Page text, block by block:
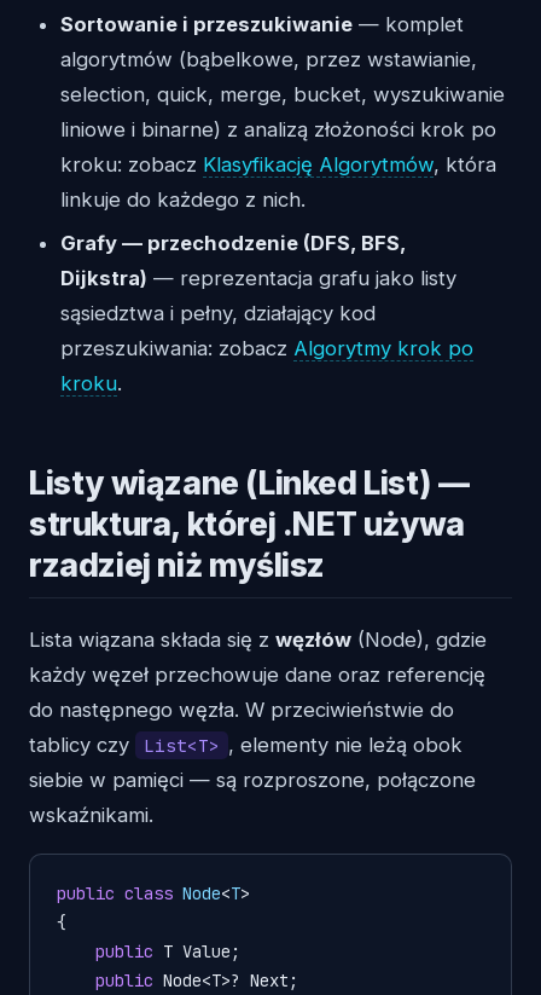
Sortowanie i przeszukiwanie — komplet
algorytmów (bąbelkowe, przez wstawianie,
selection, quick, merge, bucket, wyszukiwanie
liniowe i binarne) z analizą złożoności krok po
kroku: zobacz Klasyfikację Algorytmów, która
linkuje do każdego z nich.
Grafy — przechodzenie (DFS, BFS,
Dijkstra) — reprezentacja grafu jako listy
sąsiedztwa i pełny, działający kod
przeszukiwania: zobacz Algorytmy krok po
kroku.
Listy wiązane (Linked List) —
struktura, której .NET używa
rzadziej niż myślisz
Lista wiązana składa się z węzłów (Node), gdzie
każdy węzeł przechowuje dane oraz referencję
do następnego węzła. W przeciwieństwie do
tablicy czy
List<T> , elementy nie leżą obok
siebie w pamięci — są rozproszone, połączone
wskaźnikami.
public class Node<T>
{
public T Value;
public Node<T>? Next;